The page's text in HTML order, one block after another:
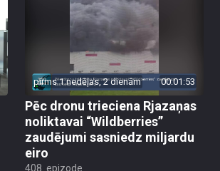
pirms 1 nedēļas, 2 dienām 00:01:53
Pēc dronu trieciena Rjazaņas
noliktavai “Wildberries”
zaudējumi sasniedz miljardu
eiro
408. epizode